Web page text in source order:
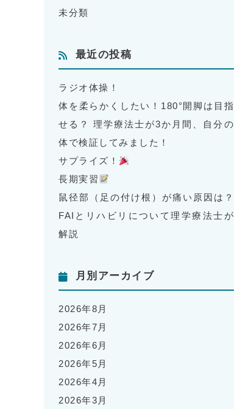
未分類
最近の投稿
ラジオ体操！
体を柔らかくしたい！180°開脚は目指
せる？ 理学療法士が3か月間、自分の
体で検証してみました！
サプライズ！
長期実習
鼠径部（足の付け根）が痛い原因は？
FAIとリハビリについて理学療法士が
解説
月別アーカイブ
2026年8月
2026年7月
2026年6月
2026年5月
2026年4月
2026年3月